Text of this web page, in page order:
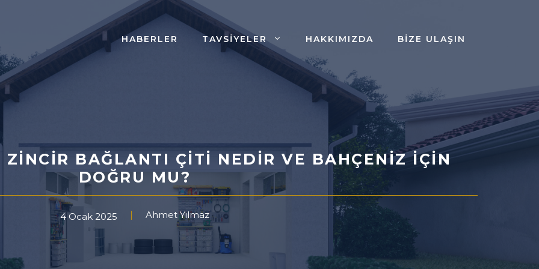
HABERLER TAVSIYELER HAKKIMIZDA BIZE ULAŞIN
ZINCIR BAĞLANTI ÇITI NEDIR VE BAHÇENIZ İÇIN
DOĞRU MU?
4 Ocak 2025 Ahmet Yılmaz